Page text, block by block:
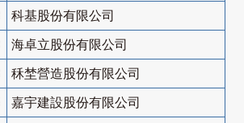
科基股份有限公司
海卓立股份有限公司
秝埜營造股份有限公司
嘉宇建設股份有限公司